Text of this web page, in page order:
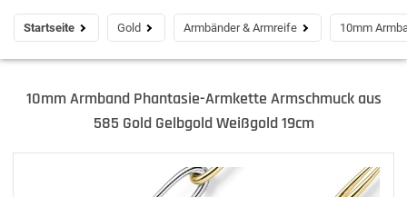
Startseite Gold Armbänder & Armreife 10mm
10mm Armband Phantasie-Armkette Armschmuck aus
585 Gold Gelbgold Weißgold 19cm